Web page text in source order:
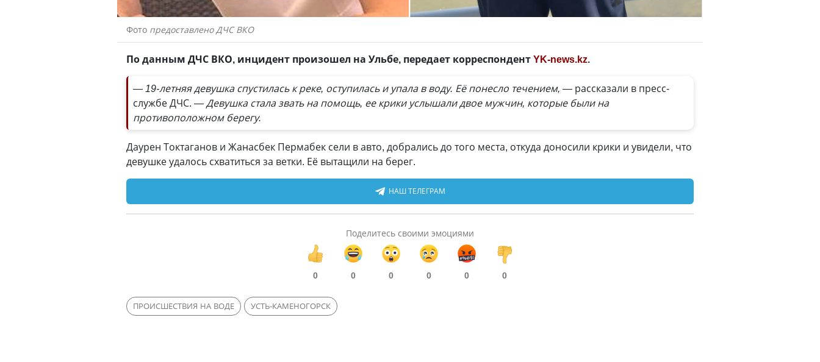
Фото предоставлено ДЧС ВКО
По данным ДЧС ВКО, инцидент произошел на Ульбе, передает корреспондентYK-news.kz.
— 19-летняя девушка спустилась к реке, оступилась и упала в воду. Её понесло течением, — рассказали в пресс-
службе ДЧС. — Девушка стала звать на помощь, ее крики услышали двое мужчин, которые были на
противоположном берегу.
Даурен Токтаганов и Жанасбек Пермабек сели в авто, добрались до того места, откуда доносили крики и увидели, что
девушке удалось схватиться за ветки. Её вытащили на берег.
НАШ ТЕЛЕГРАМ
Поделитесь своими эмоциями
0 0 0 0 0 0
ПРОИСШЕСТВИЯ НА ВОДЕ УСТЬ-КАМЕНОГОРСК